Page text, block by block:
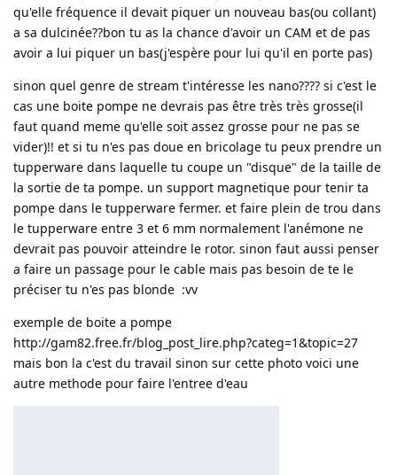
qu'elle fréquence il devait piquer un nouveau bas(ou collant)
a sa dulcinée??bon tu as la chance d'avoir un CAM et de pas
avoir a lui piquer un bas(j'espère pour lui qu'il en porte pas)
sinon quel genre de stream t'intéresse les nano???? si c'est le
cas une boite pompe ne devrais pas être très très grosse(il
faut quand meme qu'elle soit assez grosse pour ne pas se
vider)!! et si tu n'es pas doue en bricolage tu peux prendre un
tupperware dans laquelle tu coupe un "disque" de la taille de
la sortie de ta pompe. un support magnetique pour tenir ta
pompe dans le tupperware fermer. et faire plein de trou dans
le tupperware entre 3 et 6 mm normalement l'anémone ne
devrait pas pouvoir atteindre le rotor. sinon faut aussi penser
a faire un passage pour le cable mais pas besoin de te le
préciser tu n'es pas blonde :vv
exemple de boite a pompe
http://gam82.free.fr/blog_post_lire.php?categ=1&topic=27
mais bon la c'est du travail sinon sur cette photo voici une
autre methode pour faire l'entree d'eau